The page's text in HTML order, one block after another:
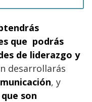
que podrás
de liderazgo y
desarrollarás
, y
son